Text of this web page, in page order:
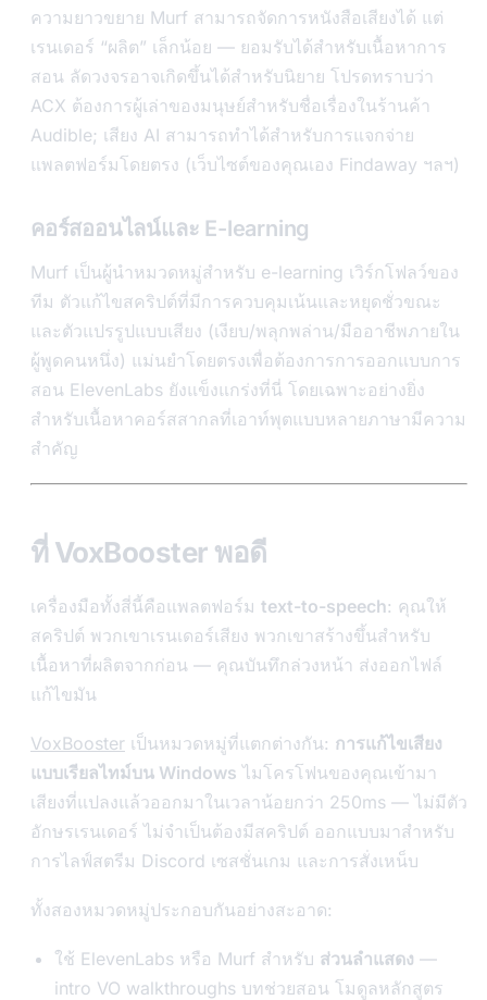
ความยาวขยาย Murf สามารถจัดการหนังสือเสียงได้ แต่
เรนเดอร์ “ผลิต” เล็กน้อย — ยอมรับได้สำหรับเนื้อหาการ
สอน ลัดวงจรอาจเกิดขึ้นได้สำหรับนิยาย โปรดทราบว่า
ACX ต้องการผู้เล่าของมนุษย์สำหรับชื่อเรื่องในร้านค้า
Audible; เสียง AI สามารถทำได้สำหรับการแจกจ่าย
แพลตฟอร์มโดยตรง (เว็บไซต์ของคุณเอง Findaway ฯลฯ)
คอร์สออนไลน์และ E-learning
Murf เป็นผู้นำหมวดหมู่สำหรับ e-learning เวิร์กโฟลว์ของ
ทีม ตัวแก้ไขสคริปต์ที่มีการควบคุมเน้นและหยุดชั่วขณะ
และตัวแปรรูปแบบเสียง (เงียบ/พลุกพล่าน/มืออาชีพภายใน
ผู้พูดคนหนึ่ง) แม่นยำโดยตรงเพื่อต้องการการออกแบบการ
สอน ElevenLabs ยังแข็งแกร่งที่นี่ โดยเฉพาะอย่างยิ่ง
สำหรับเนื้อหาคอร์สสากลที่เอาท์พุตแบบหลายภาษามีความ
สำคัญ
ที่ VoxBooster พอดี
เครื่องมือทั้งสี่นี้คือแพลตฟอร์ม text-to-speech: คุณให้
สคริปต์ พวกเขาเรนเดอร์เสียง พวกเขาสร้างขึ้นสำหรับ
เนื้อหาที่ผลิตจากก่อน — คุณบันทึกล่วงหน้า ส่งออกไฟล์
แก้ไขมัน
VoxBooster เป็นหมวดหมู่ที่แตกต่างกัน: การแก้ไขเสียง
แบบเรียลไทม์บน Windows ไมโครโฟนของคุณเข้ามา
เสียงที่แปลงแล้วออกมาในเวลาน้อยกว่า 250ms — ไม่มีตัว
อักษรเรนเดอร์ ไม่จำเป็นต้องมีสคริปต์ ออกแบบมาสำหรับ
การไลฟ์สตรีม Discord เซสชั่นเกม และการสั่งเหน็บ
ทั้งสองหมวดหมู่ประกอบกันอย่างสะอาด:
ใช้ ElevenLabs หรือ Murf สำหรับ ส่วนลำแสดง —
intro VO walkthroughs บทช่วยสอน โมดูลหลักสูตร